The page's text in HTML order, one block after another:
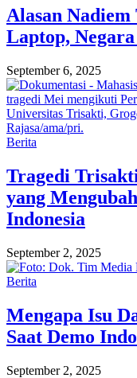
Alasan
Laptop,
September 6, 2025
Berita
Tragedi
yang
Indonesia
September 2, 2025
Berita
Mengapa Isu
Saat Demo
September 2, 2025